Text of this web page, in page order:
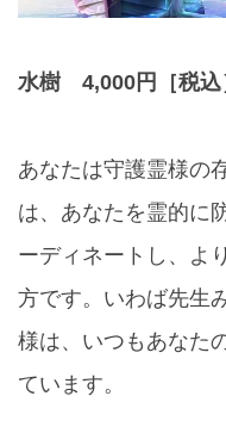
水樹 4,000円［税込
あなたは守護霊様の
は、あなたを霊的に
ーディネートし、よ
方です。いわば先生
様は、いつもあなた
ています。